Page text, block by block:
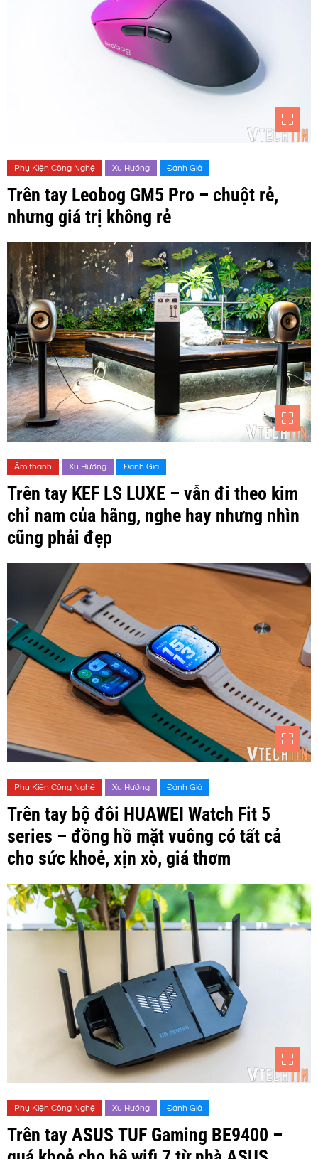
Phụ Kiện Công Nghệ Xu Hướng Đánh Giá
Trên tay Leobog GM5 Pro – chuột rẻ,
nhưng giá trị không rẻ
Âm thanh Xu Hướng Đánh Giá
Trên tay KEF LS LUXE – vẫn đi theo kim
chỉ nam của hãng, nghe hay nhưng nhìn
cũng phải đẹp
Phụ Kiện Công Nghệ Xu Hướng Đánh Giá
Trên tay bộ đôi HUAWEI Watch Fit 5
series – đồng hồ mặt vuông có tất cả
cho sức khoẻ, xịn xò, giá thơm
Phụ Kiện Công Nghệ Xu Hướng Đánh Giá
Trên tay ASUS TUF Gaming BE9400 –